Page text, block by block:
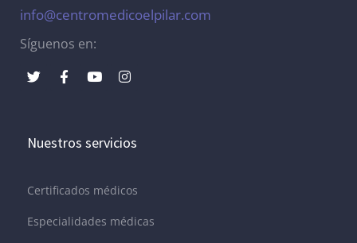
info@centromedicoelpilar.com
Síguenos en:
Nuestros servicios
Certificados médicos
Especialidades médicas